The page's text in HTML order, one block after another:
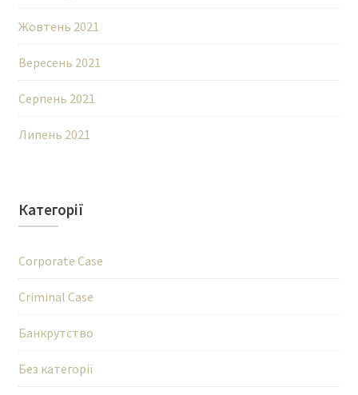
Жовтень 2021
Вересень 2021
Серпень 2021
Липень 2021
Категорії
Corporate Case
Criminal Case
Банкрутство
Без категорії